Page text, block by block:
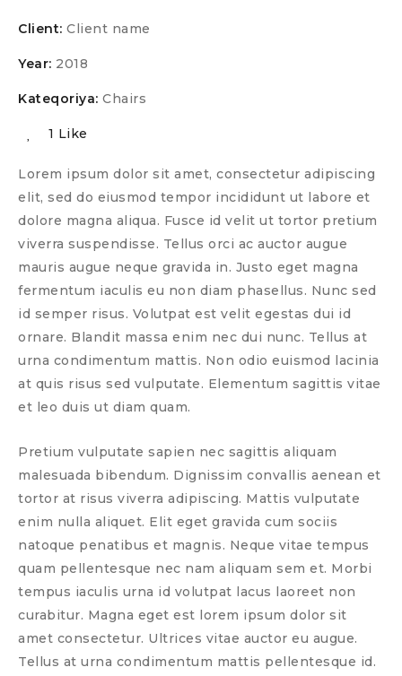
Client: Client name
Year: 2018
Kateqoriya: Chairs
1 Like
Lorem ipsum dolor sit amet, consectetur adipiscing
elit, sed do eiusmod tempor incididunt ut labore et
dolore magna aliqua. Fusce id velit ut tortor pretium
viverra suspendisse. Tellus orci ac auctor augue
mauris augue neque gravida in. Justo eget magna
fermentum iaculis eu non diam phasellus. Nunc sed
id semper risus. Volutpat est velit egestas dui id
ornare. Blandit massa enim nec dui nunc. Tellus at
urna condimentum mattis. Non odio euismod lacinia
at quis risus sed vulputate. Elementum sagittis vitae
et leo duis ut diam quam.
Pretium vulputate sapien nec sagittis aliquam
malesuada bibendum. Dignissim convallis aenean et
tortor at risus viverra adipiscing. Mattis vulputate
enim nulla aliquet. Elit eget gravida cum sociis
natoque penatibus et magnis. Neque vitae tempus
quam pellentesque nec nam aliquam sem et. Morbi
tempus iaculis urna id volutpat lacus laoreet non
curabitur. Magna eget est lorem ipsum dolor sit
amet consectetur. Ultrices vitae auctor eu augue.
Tellus at urna condimentum mattis pellentesque id.